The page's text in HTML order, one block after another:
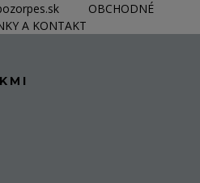
OBCHODNÉ
A KONTAKT